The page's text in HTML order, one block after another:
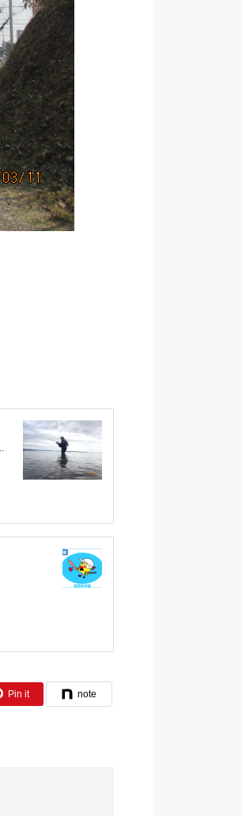
Pin it note